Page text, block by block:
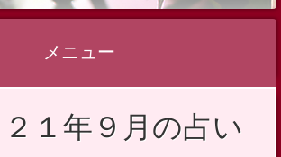
メニュー
１年９月の占い